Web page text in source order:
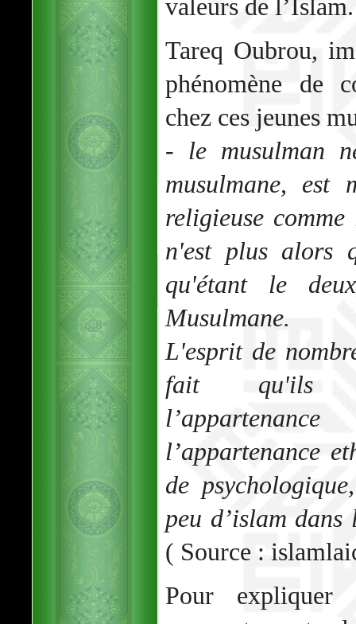
valeurs de l’Islam.
Tareq Oubrou,
phénomène de
chez ces jeunes
- le musulman
musulmane, est
religieuse
n'est plus alors
qu'étant le
Musulmane.
L'esprit de
fait qu'ils
l’appartenance
de
peu d’islam dans
( Source :
Pour expliquer